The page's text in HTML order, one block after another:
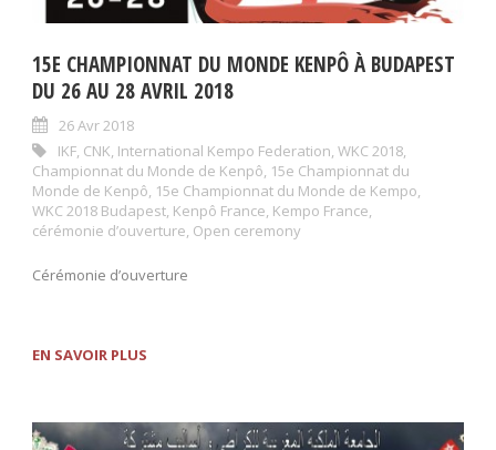
15E CHAMPIONNAT DU MONDE KENPÔ À BUDAPEST
DU 26 AU 28 AVRIL 2018
26 Avr 2018
IKF, CNK, International Kempo Federation, WKC 2018,
Championnat du Monde de Kenpô, 15e Championnat du
Monde de Kenpô, 15e Championnat du Monde de Kempo,
WKC 2018 Budapest, Kenpô France, Kempo France,
cérémonie d’ouverture, Open ceremony
Cérémonie d’ouverture
EN SAVOIR PLUS